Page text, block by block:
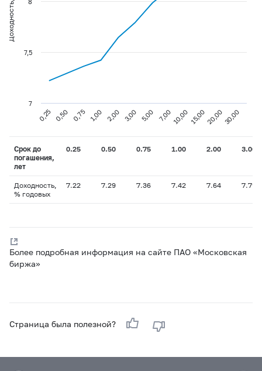
0,25 0,50 0,75 1,00 2,00 3,00 5,00 7,00 10,00 15,0020,0030,00
7
7,5
Срок до
погашения,
лет
0.25 0.50 0.75 1.00 2.00 3.00
Доходность,
% годовых
7.22 7.29 7.36 7.42 7.64 7.79
Более подробная информация на сайте ПАО «Московская
биржа»
Страница была полезной?